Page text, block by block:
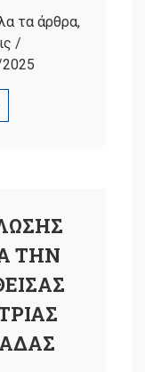
τα άρθρα,
/
ΤΗΝ